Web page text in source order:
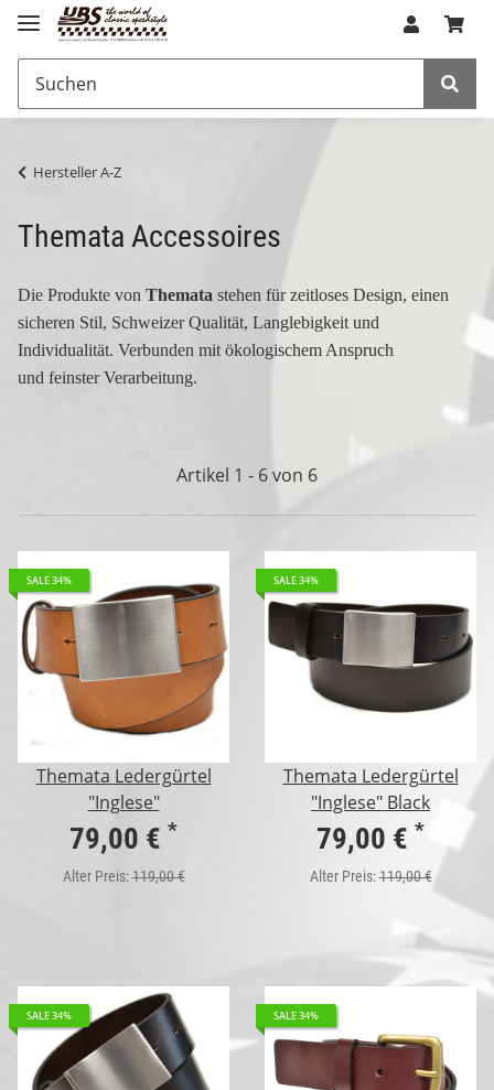
Hersteller A-Z
Themata Accessoires
Die Produkte von Themata stehen für zeitloses Design, einen
sicheren Stil, Schweizer Qualität, Langlebigkeit und
Individualität. Verbunden mit ökologischem Anspruch
und feinsterVerarbeitung.
Artikel 1 - 6 von 6
SALE 34%
Themata Ledergürtel
"Inglese"
79,00 € *
Alter Preis:119,00 €
SALE 34%
Themata Ledergürtel
"Inglese" Black
79,00 € *
Alter Preis:119,00 €
SALE 34% SALE 34%